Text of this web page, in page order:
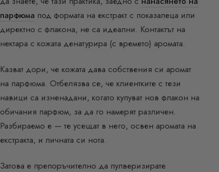
парфюма под формата на екстракт с показалеца или
директно с флакона, не са идеални. Контактът на
нектара с кожата денатурира (с времето) аромата.
Казват дори, че кожата дава собствения си аромат
на парфюма. Отбелязва се, че клиентките с тези
навици са изненадани, когато купуват нов флакон на
обичания парфюм, за да го намерят различен.
Разбираемо е — те усещат в него, освен аромата на
екстракта, и личната си нота.
Затова е препоръчително да пулверизирате